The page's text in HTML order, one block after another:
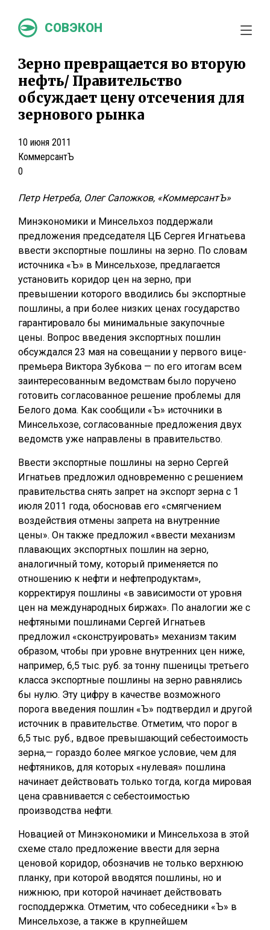
СОВЭКОН
Зерно превращается во вторую
нефть/ Правительство
обсуждает цену отсечения для
зернового рынка
10 июня 2011
КоммерсантЪ
0
Петр Нетреба, Олег Сапожков, «КоммерсантЪ»
Минэкономики и Минсельхоз поддержали
предложения председателя ЦБ Сергея Игнатьева
ввести экспортные пошлины на зерно. По словам
источника «Ъ» в Минсельхозе, предлагается
установить коридор цен на зерно, при
превышении которого вводились бы экспортные
пошлины, а при более низких ценах государство
гарантировало бы минимальные закупочные
цены. Вопрос введения экспортных пошлин
обсуждался 23 мая на совещании у первого вице-
премьера Виктора Зубкова — по его итогам всем
заинтересованным ведомствам было поручено
готовить согласованное решение проблемы для
Белого дома. Как сообщили «Ъ» источники в
Минсельхозе, согласованные предложения двух
ведомств уже направлены в правительство.
Ввести экспортные пошлины на зерно Сергей
Игнатьев предложил одновременно с решением
правительства снять запрет на экспорт зерна с 1
июля 2011 года, обосновав его «смягчением
воздействия отмены запрета на внутренние
цены». Он также предложил «ввести механизм
плавающих экспортных пошлин на зерно,
аналогичный тому, который применяется по
отношению к нефти и нефтепродуктам»,
корректируя пошлины «в зависимости от уровня
цен на международных биржах». По аналогии же с
нефтяными пошлинами Сергей Игнатьев
предложил «сконструировать» механизм таким
образом, чтобы при уровне внутренних цен ниже,
например, 6,5 тыс. руб. за тонну пшеницы третьего
класса экспортные пошлины на зерно равнялись
бы нулю. Эту цифру в качестве возможного
порога введения пошлин «Ъ» подтвердил и другой
источник в правительстве. Отметим, что порог в
6,5 тыс. руб., вдвое превышающий себестоимость
зерна,— гораздо более мягкое условие, чем для
нефтяников, для которых «нулевая» пошлина
начинает действовать только тогда, когда мировая
цена сравнивается с себестоимостью
производства нефти.
Новацией от Минэкономики и Минсельхоза в этой
схеме стало предложение ввести для зерна
ценовой коридор, обозначив не только верхнюю
планку, при которой вводятся пошлины, но и
нижнюю, при которой начинает действовать
господдержка. Отметим, что собеседники «Ъ» в
Минсельхозе, а также в крупнейшем